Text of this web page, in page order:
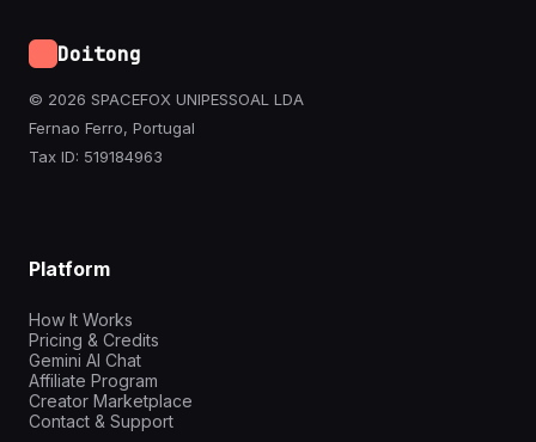
Doitong
© 2026 SPACEFOX UNIPESSOAL LDA
Fernao Ferro, Portugal
Tax ID: 519184963
Platform
How It Works
Pricing & Credits
Gemini AI Chat
Affiliate Program
Creator Marketplace
Contact & Support